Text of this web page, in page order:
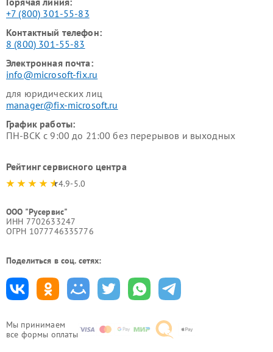
Мы принимаем
все формы оплаты
+7 (800) 301-55-83
Контактный телефон:
8 (800) 301-55-83
Электронная почта:
info@microsoft-fix.ru
для юридических лиц
manager@fix-microsoft.ru
График работы:
ПН-ВСК с 9:00 до 21:00 без перерывов и выходных
Рейтинг сервисного центра
4.9-5.0
ООО "Русервис"
ИНН 7702633247
ОГРН 1077746335776
Поделиться в соц. сетях: